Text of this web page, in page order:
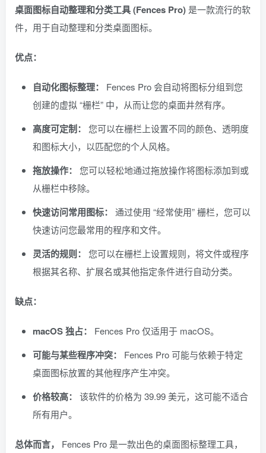
桌面图标自动整理和分类工具 (Fences Pro) 是一款流行的软
件，用于自动整理和分类桌面图标。
优点：
自动化图标整理：
Fences Pro 会自动将图标分组到您
创建的虚拟 “栅栏” 中，从而让您的桌面井然有序。
高度可定制：
您可以在栅栏上设置不同的颜色、透明度
和图标大小，以匹配您的个人风格。
拖放操作：
您可以轻松地通过拖放操作将图标添加到或
从栅栏中移除。
快速访问常用图标：
通过使用 “经常使用” 栅栏，您可以
快速访问您最常用的程序和文件。
灵活的规则：
您可以在栅栏上设置规则，将文件或程序
根据其名称、扩展名或其他指定条件进行自动分类。
缺点：
macOS 独占： Fences Pro 仅适用于 macOS。
可能与某些程序冲突：
Fences Pro 可能与依赖于特定
桌面图标放置的其他程序产生冲突。
价格较高：
该软件的价格为 39.99 美元，这可能不适合
所有用户。
总体而言，
Fences Pro 是一款出色的桌面图标整理工具，